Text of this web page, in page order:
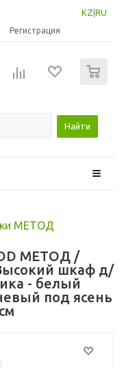
KZ RU
Регистрация
Найти
МЕТОД
МЕТОД /
шкаф д/
- белый
под ясень